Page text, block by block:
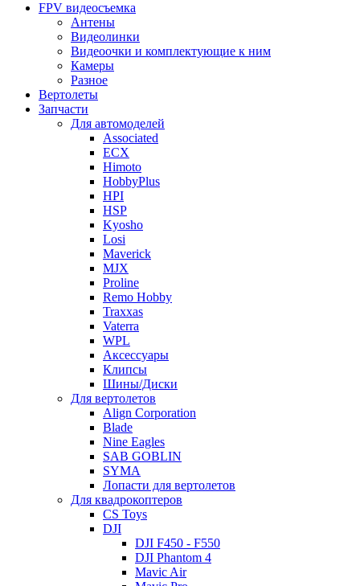
FPV видеосъемка
Антены
Видеолинки
Видеоочки и комплектующие к ним
Камеры
Разное
Вертолеты
Запчасти
Для автомоделей
Associated
ECX
Himoto
HobbyPlus
HPI
HSP
Kyosho
Losi
Maverick
MJX
Proline
Remo Hobby
Traxxas
Vaterra
WPL
Аксессуары
Клипсы
Шины/Диски
Для вертолетов
Align Corporation
Blade
Nine Eagles
SAB GOBLIN
SYMA
Лопасти для вертолетов
Для квадрокоптеров
CS Toys
DJI
DJI F450 - F550
DJI Phantom 4
Mavic Air